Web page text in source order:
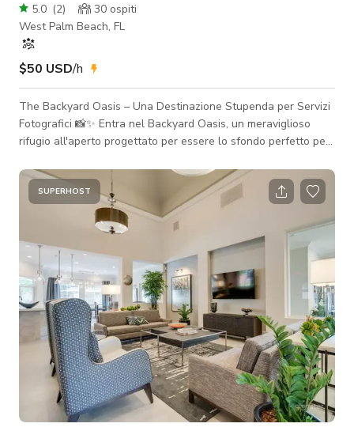
5.0 (2) 30 ospiti
West Palm Beach, FL
$50 USD/h
The Backyard Oasis – Una Destinazione Stupenda per Servizi
Fotografici 📸✨ Entra nel Backyard Oasis, un meraviglioso
rifugio all'aperto progettato per essere lo sfondo perfetto per
per social media. Questo ambiente lussuoso in stile resort è
dove l'eleganza tropicale incontra la sofisticazione moderna.
🌊 Piscina scintillante & Spa – L'acqua cristallina riflette
magnificamente la luce naturale, creando scatti da sogno
SUPERHOST